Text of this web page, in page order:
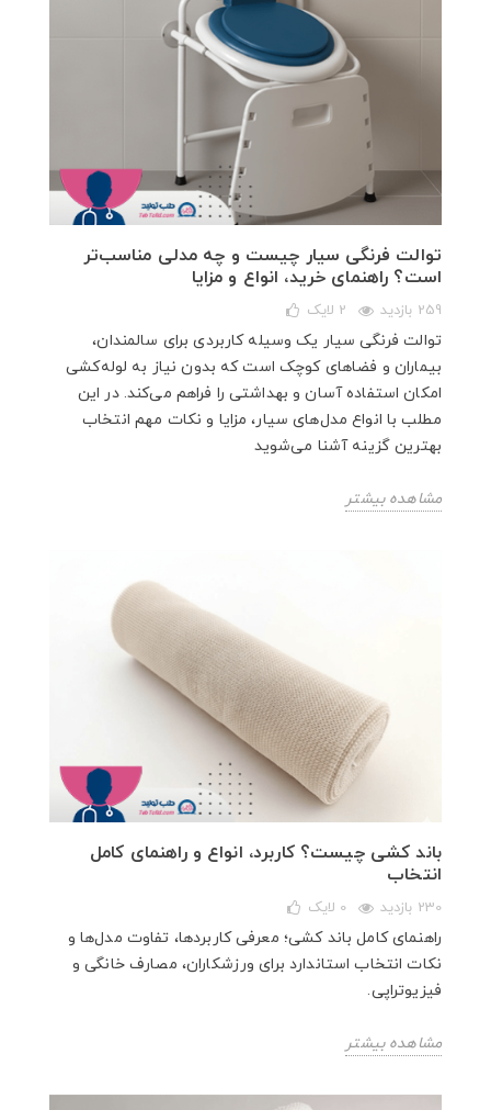
توالت فرنگی سیار چیست و چه مدلی مناسب‌تر
است؟ راهنمای خرید، انواع و مزایا
259 بازدید 2 لایک
توالت فرنگی سیار یک وسیله کاربردی برای سالمندان،
بیماران و فضاهای کوچک است که بدون نیاز به لوله‌کشی
امکان استفاده آسان و بهداشتی را فراهم می‌کند. در این
مطلب با انواع مدل‌های سیار، مزایا و نکات مهم انتخاب
بهترین گزینه آشنا می‌شوید
مشاهده بیشتر
باند کشی چیست؟ کاربرد، انواع و راهنمای کامل
انتخاب
230 بازدید 0 لایک
راهنمای کامل باند کشی؛ معرفی کاربردها، تفاوت مدل‌ها و
نکات انتخاب استاندارد برای ورزشکاران، مصارف خانگی و
فیزیوتراپی.
مشاهده بیشتر